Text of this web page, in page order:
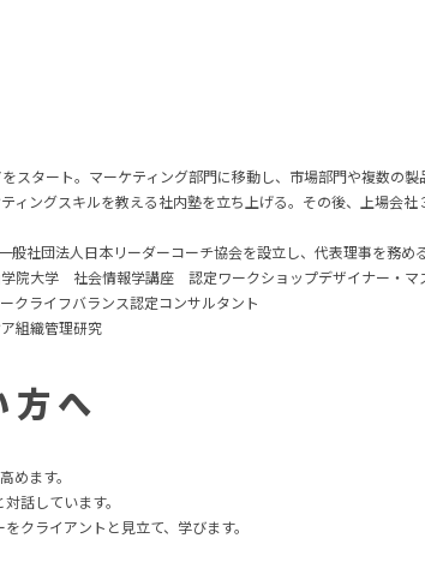
スタート。マーケティング部門に移動し、市場部門や複数の
ィングスキルを教える社内塾を立ち上げる。その後、上場会
社団法人日本リーダーコーチ協会を設立し、代表理事を務め
学院大学 社会情報学講座 認定ワークショップデザイナー・マ
クライフバランス認定コンサルタント
組織管理研究
方へ
めます。
話しています。
クライアントと見立て、学びます。